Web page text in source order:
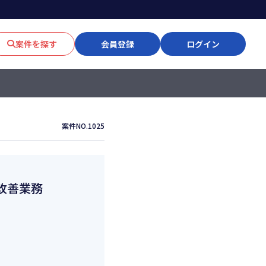
案件を探す 会員登録 ログイン
案件NO.1025
善業務